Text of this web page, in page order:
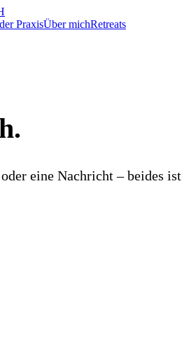
PraxisÜber michRetreats
eine Nachricht – beides ist